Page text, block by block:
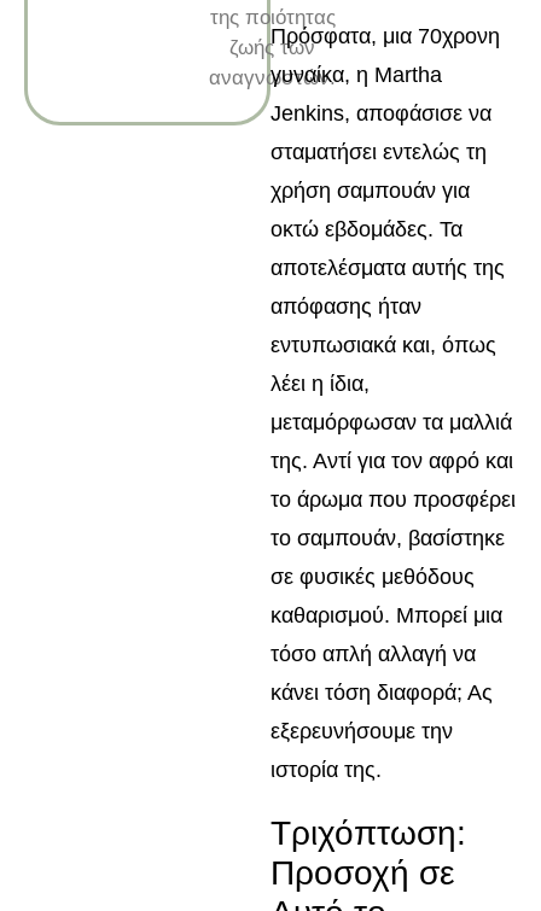
της ποιότητας
ζωής των
αναγνωστών.
Πρόσφατα, μια 70χρονη
γυναίκα, η Martha
Jenkins, αποφάσισε να
σταματήσει εντελώς τη
χρήση σαμπουάν για
οκτώ εβδομάδες. Τα
αποτελέσματα αυτής της
απόφασης ήταν
εντυπωσιακά και, όπως
λέει η ίδια,
μεταμόρφωσαν τα μαλλιά
της. Αντί για τον αφρό και
το άρωμα που προσφέρει
το σαμπουάν, βασίστηκε
σε φυσικές μεθόδους
καθαρισμού. Μπορεί μια
τόσο απλή αλλαγή να
κάνει τόση διαφορά; Ας
εξερευνήσουμε την
ιστορία της.
Τριχόπτωση:
Προσοχή σε